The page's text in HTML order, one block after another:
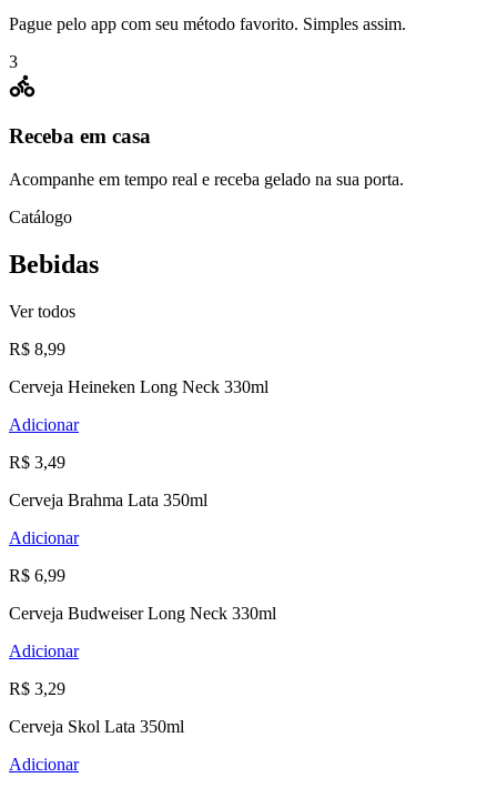
Pague pelo app com seu método favorito. Simples assim.
3
Receba em casa
Acompanhe em tempo real e receba gelado na sua porta.
Catálogo
Bebidas
Ver todos
R$ 8,99
Cerveja Heineken Long Neck 330ml
Adicionar
R$ 3,49
Cerveja Brahma Lata 350ml
Adicionar
R$ 6,99
Cerveja Budweiser Long Neck 330ml
Adicionar
R$ 3,29
Cerveja Skol Lata 350ml
Adicionar